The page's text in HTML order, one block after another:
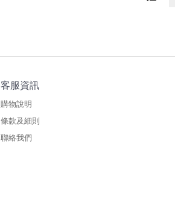
客服資訊
購物說明
條款及細則
聯絡我們